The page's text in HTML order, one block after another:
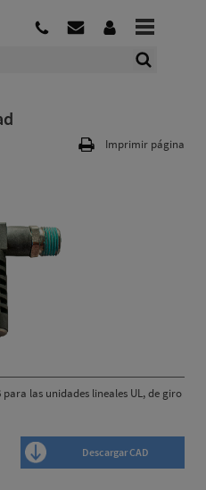
Imprimir página
las unidades lineales UL, de giro
Descargar CAD